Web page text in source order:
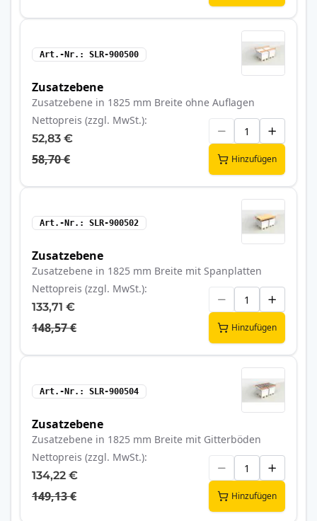
Art.-Nr. SLR-900500
Zusatzebene
Zusatzebene in 1825 mm Breite ohne Auflagen
Nettopreis (zzgl. MwSt.)
52,83 €
58,70 € Hinzufügen
Art.-Nr. SLR-900502
Zusatzebene
Zusatzebene in 1825 mm Breite mit Spanplatten
Nettopreis (zzgl. MwSt.)
133,71 €
148,57 € Hinzufügen
Art.-Nr. SLR-900504
Zusatzebene
Zusatzebene in 1825 mm Breite mit Gitterböden
Nettopreis (zzgl. MwSt.)
134,22 €
149,13 € Hinzufügen